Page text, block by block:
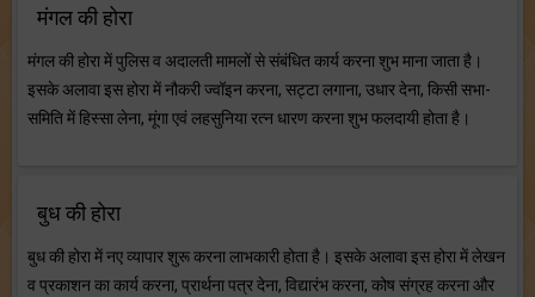
मंगल की होरा
मंगल की होरा में पुलिस व अदालती मामलों से संबंधित कार्य करना शुभ माना जाता है।
इसके अलावा इस होरा में नौकरी ज्वॉइन करना, सट्टा लगाना, उधार देना, किसी सभा-
समिति में हिस्सा लेना, मूंगा एवं लहसुनिया रत्न धारण करना शुभ फलदायी होता है।
बुध की होरा
बुध की होरा में नए व्यापार शुरू करना लाभकारी होता है। इसके अलावा इस होरा में लेखन
व प्रकाशन का कार्य करना, प्रार्थना पत्र देना, विद्यारंभ करना, कोष संग्रह करना और